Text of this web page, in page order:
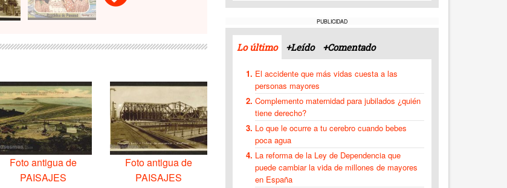
Foto antigua de
PAISAJES
Foto antigua de
PAISAJES
PUBLICIDAD
Lo último +Leído +Comentado
El accidente que más vidas cuesta a las
personas mayores
Complemento maternidad para jubilados ¿quién
tiene derecho?
Lo que le ocurre a tu cerebro cuando bebes
poca agua
La reforma de la Ley de Dependencia que
puede cambiar la vida de millones de mayores
en España